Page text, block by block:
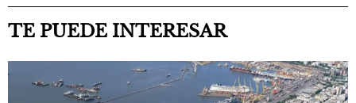
TE PUEDE INTERESAR